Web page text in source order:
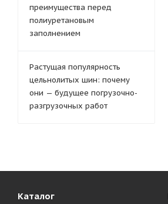
преимущества перед
полиуретановым
заполнением
Растущая популярность
цельнолитых шин: почему
они — будущее погрузочно-
разгрузочных работ
Каталог